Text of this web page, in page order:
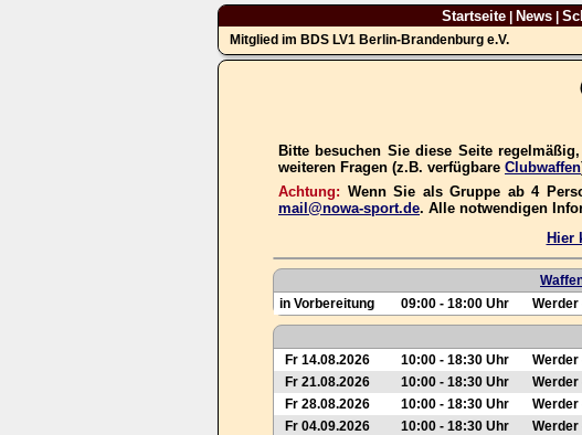
Startseite| News|
Mitglied im BDS LV1 Berlin-Brandenburg e.V.
Bitte besuchen Sie diese Seite
weiteren Fragen (z.B. verfügbare Clubwaffen
Achtung: Wenn Sie als Gruppe ab 4
mail@nowa-sport.de. Alle notwendigen
Hier
in Vorbereitung
09:00 - 18:00 Uhr Werder
Fr 14.08.2026
10:00 - 18:30 Uhr Werder
Fr 21.08.2026
10:00 - 18:30 Uhr Werder
Fr 28.08.2026
10:00 - 18:30 Uhr Werder
Fr 04.09.2026
10:00 - 18:30 Uhr Werder